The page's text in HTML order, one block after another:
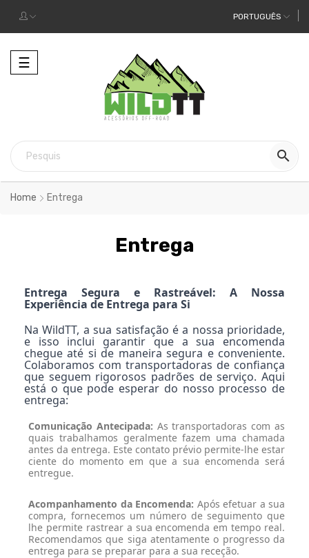
PORTUGUÊS
Alternar
a
☰

Home Entrega
Entrega
Entrega Segura e Rastreável: A Nossa
Experiência de Entrega para Si
Na WildTT, a sua satisfação é a nossa prioridade,
e isso inclui garantir que a sua encomenda
chegue até si de maneira segura e conveniente.
Colaboramos com transportadoras de confiança
que seguem rigorosos padrões de serviço. Aqui
está o que pode esperar do nosso processo de
entrega:
Comunicação Antecipada: As transportadoras com as
quais trabalhamos geralmente fazem uma chamada
antes da entrega. Este contato prévio permite-lhe estar
ciente do momento em que a sua encomenda será
entregue.
Acompanhamento da Encomenda: Após efetuar a sua
compra, fornecemos um número de seguimento que
lhe permite rastrear a sua encomenda em tempo real.
Recomendamos que siga atentamente o progresso da
entrega para se preparar para a sua receção.